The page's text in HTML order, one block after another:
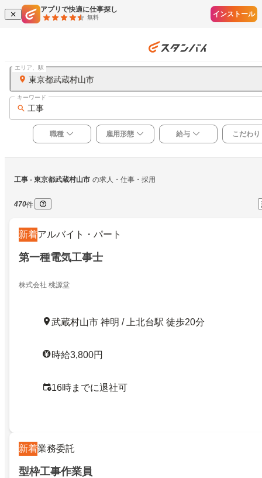
アプリで快適に仕事探し
無料 インストール
東京都武蔵村山市
エリア、駅
工事
キーワード
職種 雇用形態 給与 こだわり
工事 - 東京都武蔵村山市 の求人・仕事・採用
470件
新着アルバイト・パート
第一種電気工事士
株式会社 桃源堂
武蔵村山市 神明 / 上北台駅 徒歩20分
時給3,800円
16時までに退社可
新着業務委託
型枠工事作業員